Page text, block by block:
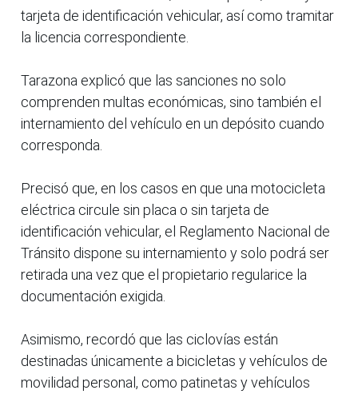
tarjeta de identificación vehicular, así como tramitar
la licencia correspondiente.
Tarazona explicó que las sanciones no solo
comprenden multas económicas, sino también el
internamiento del vehículo en un depósito cuando
corresponda.
Precisó que, en los casos en que una motocicleta
eléctrica circule sin placa o sin tarjeta de
identificación vehicular, el Reglamento Nacional de
Tránsito dispone su internamiento y solo podrá ser
retirada una vez que el propietario regularice la
documentación exigida.
Asimismo, recordó que las ciclovías están
destinadas únicamente a bicicletas y vehículos de
movilidad personal, como patinetas y vehículos